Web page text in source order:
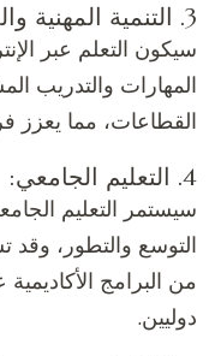
3. التنمية المهنية والمستمرة:
سيكون التعلم عبر
المهارات والتدريب
القطاعات، مما يعزز
4. التعليم الجامعي:
سيستمر التعليم
التوسع والتطور، وقد
من البرامج
دوليين.